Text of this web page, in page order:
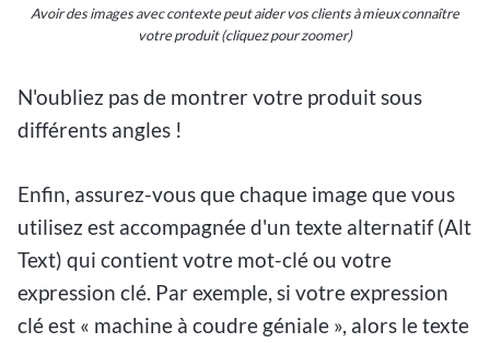
Avoir des images avec contexte peut aider vos clients à mieux connaître
votre produit (cliquez pour zoomer)
N'oubliez pas de montrer votre produit sous
différents angles !
Enfin, assurez-vous que chaque image que vous
utilisez est accompagnée d'un texte alternatif (Alt
Text) qui contient votre mot-clé ou votre
expression clé. Par exemple, si votre expression
clé est « machine à coudre géniale », alors le texte